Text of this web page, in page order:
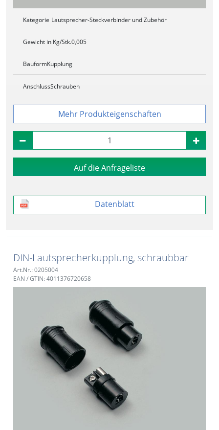
Kategorie Lautsprecher-Steckverbinder und Zubehör
Gewicht in Kg/Stk.0,005
BauformKupplung
AnschlussSchrauben
Produkteigenschaften
Auf die Anfrageliste
Datenblatt
DIN-Lautsprecherkupplung, schraubbar
Art.Nr.: 0205004
EAN / GTIN: 4011376720658